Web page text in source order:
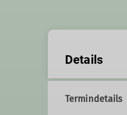
Details
Termindetails